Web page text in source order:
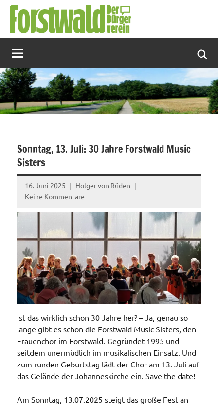
Zum
Inhalt
springen
Sonntag, 13. Juli: 30 Jahre Forstwald Music
Sisters
16. Juni 2025
Holger von Rüden
Keine Kommentare
Ist das wirklich schon 30 Jahre her? – Ja, genau so
lange gibt es schon die Forstwald Music Sisters, den
Frauenchor im Forstwald. Gegründet 1995 und
seitdem unermüdlich im musikalischen Einsatz. Und
zum runden Geburtstag lädt der Chor am 13. Juli auf
das Gelände der Johanneskirche ein. Save the date!
Am Sonntag, 13.07.2025 steigt das große Fest an